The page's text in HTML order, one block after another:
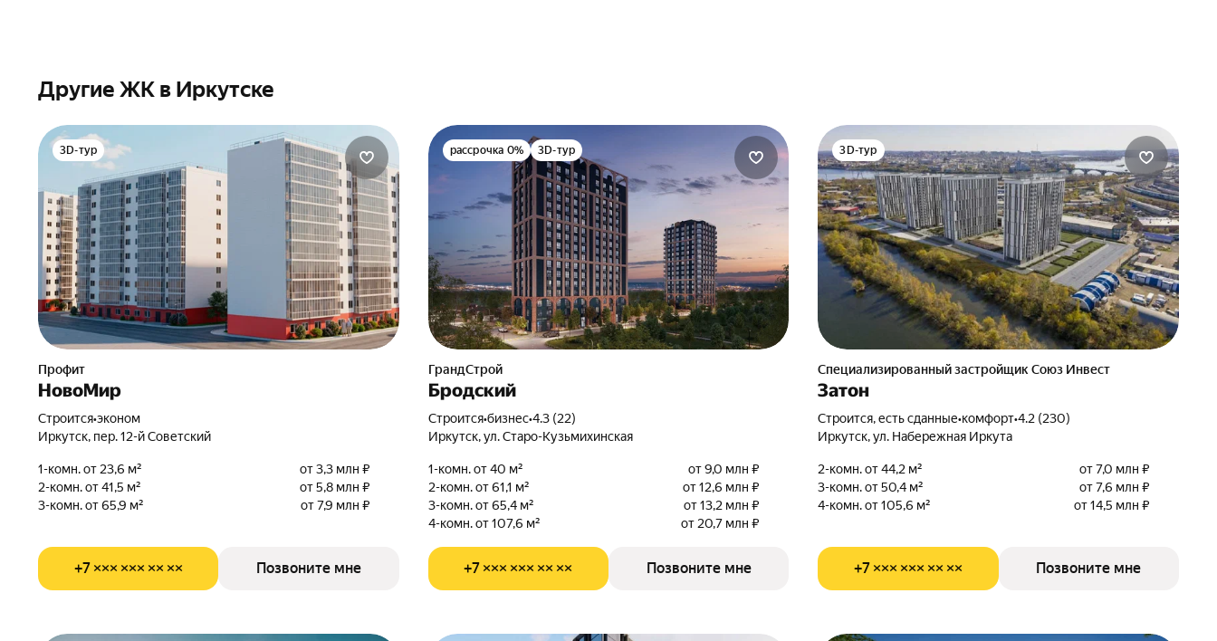
Другие ЖК в Иркутске
3D-тур
Профит
НовоМир
Строится•эконом
Иркутск, пер. 12-й Советский
1-комн. от 23,6 м²
от 3,3 млн ₽
2-комн. от 41,5 м²
от 5,8 млн ₽
3-комн. от 65,9 м²
от 7,9 млн ₽
+7 ××× ××× ×× ×× Позвоните мне
рассрочка 0% 3D-тур
ГрандСтрой
Бродский
Строится•бизнес•4.3 (22)
Иркутск, ул. Старо-Кузьмихинская
1-комн. от 40 м²
от 9,0 млн ₽
2-комн. от 61,1 м²
от 12,6 млн ₽
3-комн. от 65,4 м²
от 13,2 млн ₽
4-комн. от 107,6 м²
от 20,7 млн ₽
+7 ××× ××× ×× ×× Позвоните мне
3D-тур
Специализированный застройщик Союз Инвест
Затон
Строится, есть сданные•комфорт•4.2 (230)
Иркутск, ул. Набережная Иркута
2-комн. от 44,2 м²
от 7,0 млн ₽
3-комн. от 50,4 м²
от 7,6 млн ₽
4-комн. от 105,6 м²
от 14,5 млн ₽
+7 ××× ××× ×× ×× Позвоните мне